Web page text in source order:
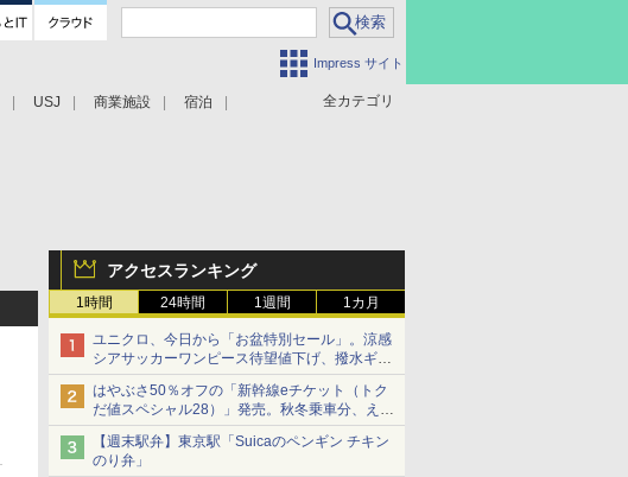
Impress サイト
全カテゴリ
USJ 商業施設 宿泊
アクセスランキング
1時間 24時間 1週間 1カ月
ユニクロ、今日から「お盆特別セール」。涼感
シアサッカーワンピース待望値下げ、撥水ギア
ショーツは1990円に
はやぶさ50％オフの「新幹線eチケット（トク
だ値スペシャル28）」発売。秋冬乗車分、えき
ねっと限定
【週末駅弁】東京駅「Suicaのペンギン チキン
のり弁」